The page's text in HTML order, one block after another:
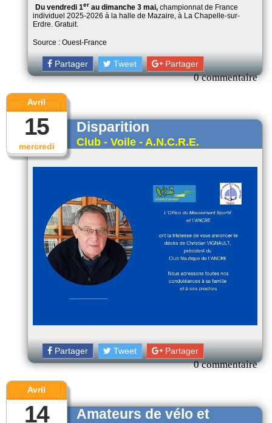
Du vendredi 1er au dimanche 3 mai, championnat de France
individuel 2025-2026 à la halle de Mazaire, à La Chapelle-sur-
Erdre. Gratuit.
Source : Ouest-France
Partager Tweet Partager
0 commentaire
mercredi
Avril
15 Disparition
Club - Voile - A.N.C.R.E.
Partager Tweet Partager
0 commentaire
Avril
14
Amateurs de vélo et